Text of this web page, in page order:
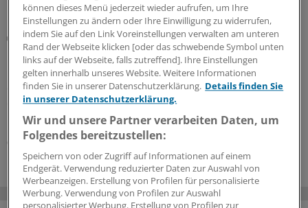
Kolumne „Hörsaalgeflüster“
Wenn Schweigen Leben kostet
In Deutschland stagniert die Zahl der Organspenden. An
die Einführung einer Widerspruchsregelung traut sich
der Bundestag bisher nicht heran. In den Augen der
bvmd führt daran kein Weg vorbei.
06.08.2026
können dieses Menü jederzeit wieder aufrufen, um Ihre
Einstellungen zu ändern oder Ihre Einwilligung zu widerrufen,
indem Sie auf den Link Voreinstellungen verwalten am unteren
Rand der Webseite klicken [oder das schwebende Symbol unten
links auf der Webseite, falls zutreffend]. Ihre Einstellungen
gelten innerhalb unseres Website. Weitere Informationen
finden Sie in unserer Datenschutzerklärung. Details finden Sie
in unserer Datenschutzerklärung.
Wir und unsere Partner verarbeiten Daten, um
Folgendes bereitzustellen:
Speichern von oder Zugriff auf Informationen auf einem
Endgerät. Verwendung reduzierter Daten zur Auswahl von
Werbeanzeigen. Erstellung von Profilen für personalisierte
Werbung. Verwendung von Profilen zur Auswahl